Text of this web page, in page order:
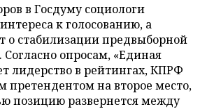
в Госдуму социологи
к голосованию, а
о стабилизации предвыборной
Согласно опросам, «Единая
лидерство в рейтингах, КПРФ
претендентом на второе место,
позицию развернется между